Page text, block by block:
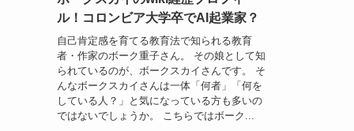
ル！コロンビア大学卒でAI起業家？
自己肯定感を育てる教育法で知られる教育
者・作家のボーク重子さん。 その娘として知
られているのが、ボークスカイさんです。 そ
んなボークスカイさんは一体「何者」「何を
している人？」と気になっている方も多いの
ではないでしょうか。 こちらではボーク...